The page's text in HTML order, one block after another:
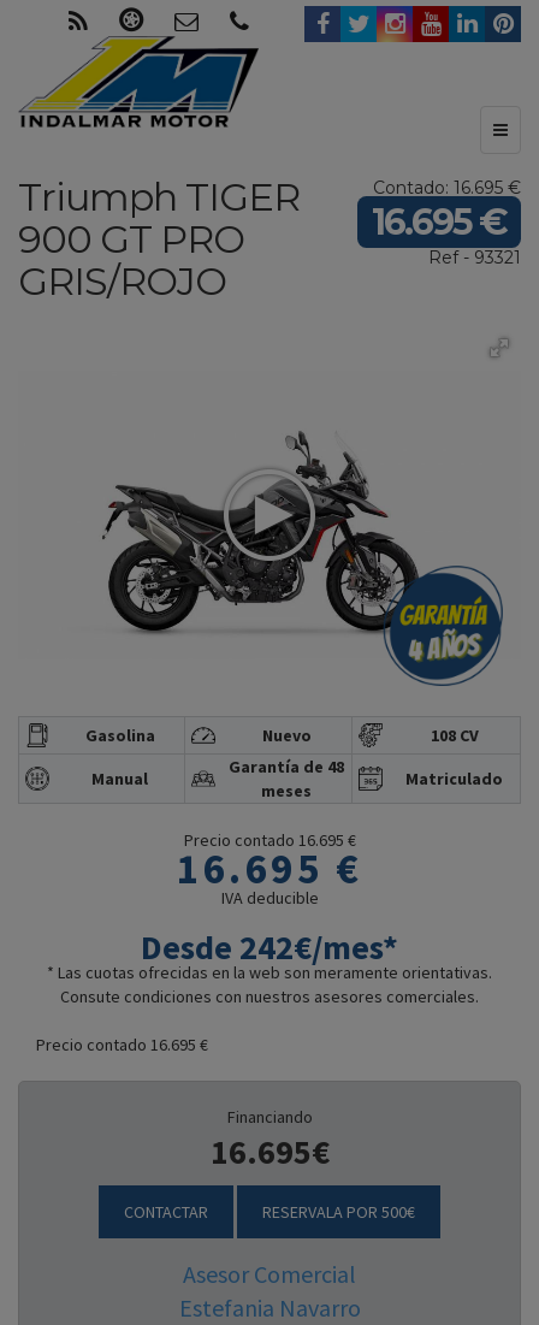
Contado: 16.695 €
16.695 €
Ref - 93321
Triumph TIGER
900 GT PRO
GRIS/ROJO
Gasolina Nuevo
108 CV
Manual
Garantía de 48
meses
Matriculado
Precio contado 16.695 €
16.695 €
IVA deducible
Desde 242€/mes*
* Las cuotas ofrecidas en la web son meramente orientativas.
Consute condiciones con nuestros asesores comerciales.
Precio contado 16.695 €
Financiando
16.695€
CONTACTAR RESERVALA POR 500€
Asesor Comercial
Estefania Navarro